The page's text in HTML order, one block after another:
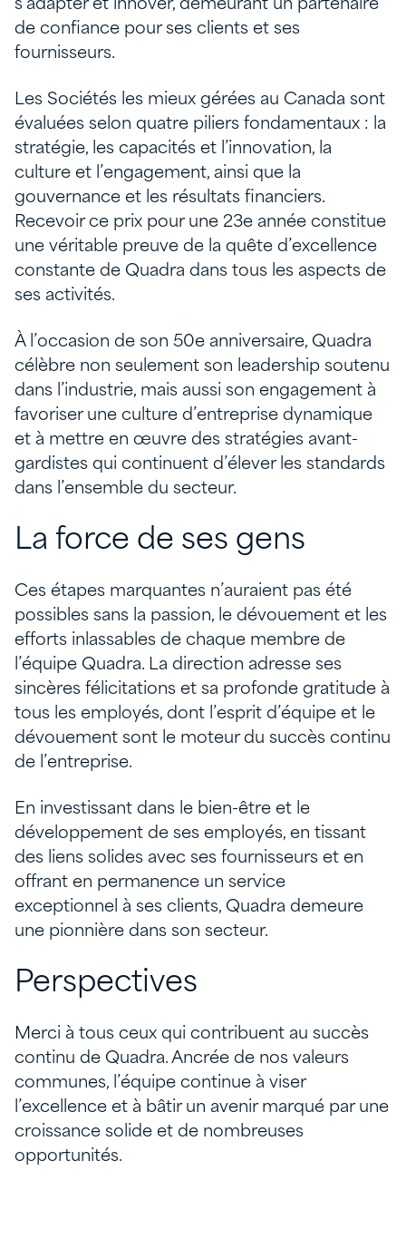
s’adapter et innover, demeurant un partenaire
de confiance pour ses clients et ses
fournisseurs.
Les Sociétés les mieux gérées au Canada sont
évaluées selon quatre piliers fondamentaux : la
stratégie, les capacités et l’innovation, la
culture et l’engagement, ainsi que la
gouvernance et les résultats financiers.
Recevoir ce prix pour une 23e année constitue
une véritable preuve de la quête d’excellence
constante de Quadra dans tous les aspects de
ses activités.
À l’occasion de son 50e anniversaire, Quadra
célèbre non seulement son leadership soutenu
dans l’industrie, mais aussi son engagement à
favoriser une culture d’entreprise dynamique
et à mettre en œuvre des stratégies avant-
gardistes qui continuent d’élever les standards
dans l’ensemble du secteur.
La force de ses gens
Ces étapes marquantes n’auraient pas été
possibles sans la passion, le dévouement et les
efforts inlassables de chaque membre de
l’équipe Quadra. La direction adresse ses
sincères félicitations et sa profonde gratitude à
tous les employés, dont l’esprit d’équipe et le
dévouement sont le moteur du succès continu
de l’entreprise.
En investissant dans le bien-être et le
développement de ses employés, en tissant
des liens solides avec ses fournisseurs et en
offrant en permanence un service
exceptionnel à ses clients, Quadra demeure
une pionnière dans son secteur.
Perspectives
Merci à tous ceux qui contribuent au succès
continu de Quadra. Ancrée de nos valeurs
communes, l’équipe continue à viser
l’excellence et à bâtir un avenir marqué par une
croissance solide et de nombreuses
opportunités.